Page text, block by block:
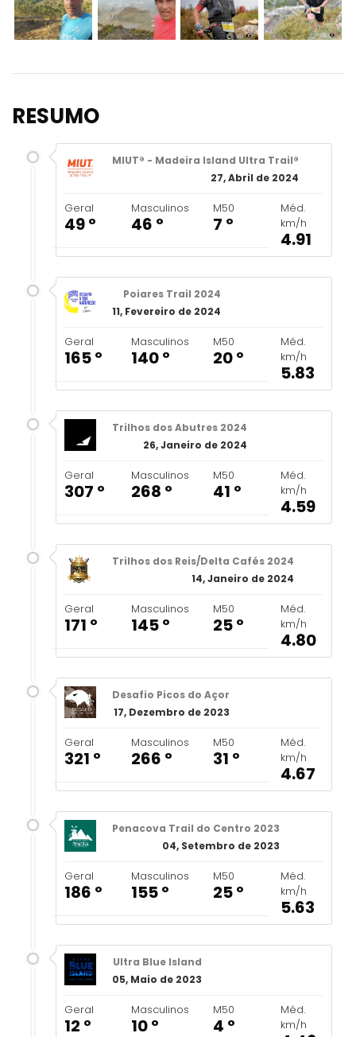
RESUMO
MIUT® - Madeira Island Ultra Trail®
27, Abril de 2024
Geral
49 º
Masculinos
46 º
M50
7 º
Méd.
km/h
4.91
Poiares Trail 2024
11, Fevereiro de 2024
Geral
165 º
Masculinos
140 º
M50
20 º
Méd.
km/h
5.83
Trilhos dos Abutres 2024
26, Janeiro de 2024
Geral
307 º
Masculinos
268 º
M50
41 º
Méd.
km/h
4.59
Trilhos dos Reis/Delta Cafés 2024
14, Janeiro de 2024
Geral
171 º
Masculinos
145 º
M50
25 º
Méd.
km/h
4.80
Desafio Picos do Açor
17, Dezembro de 2023
Geral
321 º
Masculinos
266 º
M50
31 º
Méd.
km/h
4.67
Penacova Trail do Centro 2023
04, Setembro de 2023
Geral
186 º
Masculinos
155 º
M50
25 º
Méd.
km/h
5.63
Ultra Blue Island
05, Maio de 2023
Geral
12 º
Masculinos
10 º
M50
4 º
Méd.
km/h